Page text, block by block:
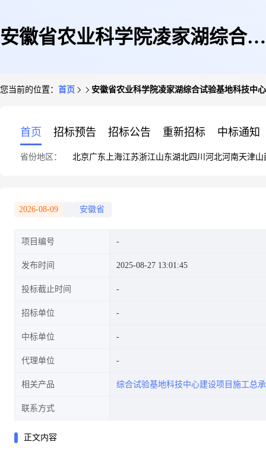
安徽省农业科学院凌家湖综合试
您当前的位置： 首页 安徽省农业科学院凌家湖综合试验基地科技中
首页 招标预告 招标公告 重新招标 中标通知
省份地区： 北京广东 上海江苏浙江山东湖北四川 河北河南天津山
2026-08-09 安徽省
项目编号
发布时间 2025-08-27 13:01:45
投标截止时间
招标单位
中标单位
代理单位
相关产品 综合试验基地科技中心建设项目施工总
联系方式
正文内容